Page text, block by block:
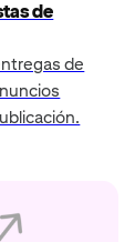
de
de